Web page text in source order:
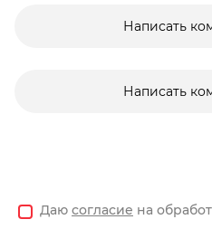
Написать
Написать
Даю согласие на